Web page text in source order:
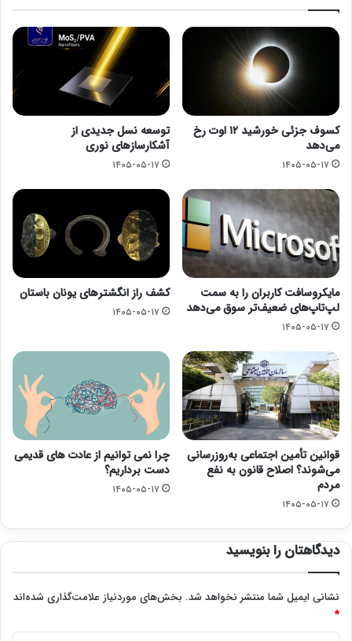
کسوف جزئی خورشید ۱۲ اوت رخ
می‌دهد
۱۴۰۵-۰۵-۱۷
توسعه نسل جدیدی از
آشکارسازهای نوری
۱۴۰۵-۰۵-۱۷
مایکروسافت کاربران را به سمت
لپ‌تاپ‌های ضعیف‌تر سوق می‌دهد
۱۴۰۵-۰۵-۱۷
کشف راز انگشترهای یونان باستان
۱۴۰۵-۰۵-۱۷
قوانین تأمین اجتماعی به‌روزرسانی
می‌شوند؟ اصلاح قانون به نفع
مردم
۱۴۰۵-۰۵-۱۷
چرا نمی توانیم از عادت های قدیمی
دست برداریم؟
۱۴۰۵-۰۵-۱۷
دیدگاهتان را بنویسید
نشانی ایمیل شما منتشر نخواهد شد. بخش‌های موردنیاز علامت‌گذاری شده‌اند
*